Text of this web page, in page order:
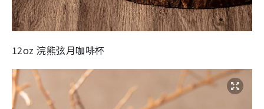
12oz 浣熊弦月咖啡杯